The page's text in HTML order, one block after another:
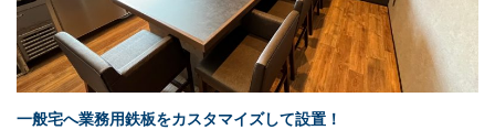
一般宅へ業務用鉄板をカスタマイズして設置！